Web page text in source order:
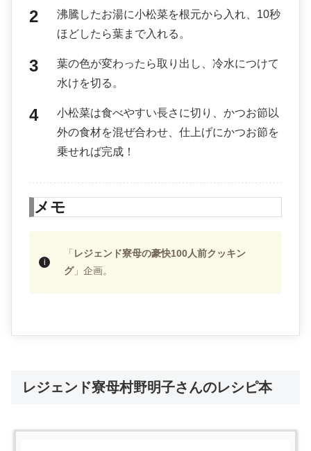
沸騰したお湯に小松菜を根元から入れ、10秒
ほどしたら葉まで入れる。
葉の色が変わったら取り出し、冷水につけて
水けを切る。
小松菜は食べやすい長さに切り、かつお節以
外の食材を混ぜ合わせ、仕上げにかつお節を
乗せれば完成！
メモ
「 レジェンド寮母の豪快100人前クッキン
グ」企画。
レジェンド寮母村野明子さんのレシピ本